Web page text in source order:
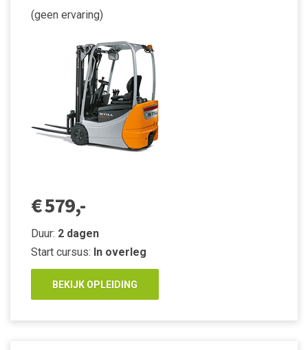
(geen ervaring)
€ 579,-
Duur: 2 dagen
Start cursus: In overleg
BEKIJK OPLEIDING